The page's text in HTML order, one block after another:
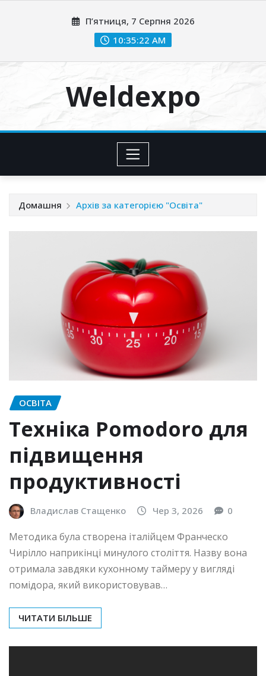
П’ятниця, 7 Серпня 2026
10:35:23 AM
Weldexpo
Домашня Архів за категорією "Освіта"
ОСВІТА
Техніка Pomodoro для
підвищення
продуктивності
Владислав Стащенко Чер 3, 2026 0
Методика була створена італійцем Франческо
Чирілло наприкінці минулого століття. Назву вона
отримала завдяки кухонному таймеру у вигляді
помідора, який використовував…
ЧИТАТИ БІЛЬШЕ